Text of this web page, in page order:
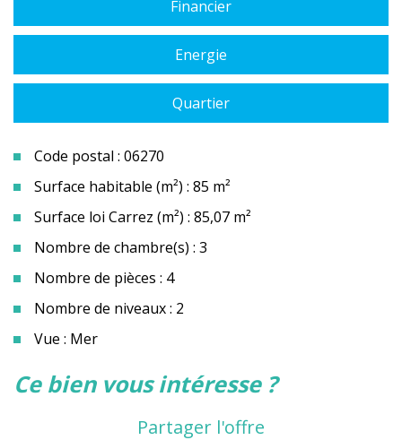
Financier
Energie
Quartier
Code postal : 06270
Surface habitable (m²) : 85 m²
Surface loi Carrez (m²) : 85,07 m²
Nombre de chambre(s) : 3
Nombre de pièces : 4
Nombre de niveaux : 2
Vue : Mer
la ville de villeneuve-loubet
(06270)
ce bien vous intéresse ?
Partager l'offre